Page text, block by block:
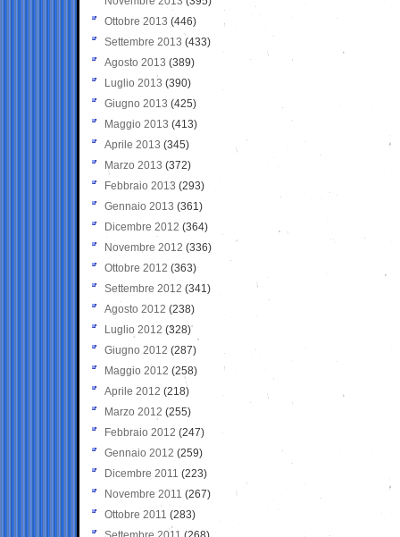
Ottobre 2013 (446)
Settembre 2013 (433)
Agosto 2013 (389)
Luglio 2013 (390)
Giugno 2013 (425)
Maggio 2013 (413)
Aprile 2013 (345)
Marzo 2013 (372)
Febbraio 2013 (293)
Gennaio 2013 (361)
Dicembre 2012 (364)
Novembre 2012 (336)
Ottobre 2012 (363)
Settembre 2012 (341)
Agosto 2012 (238)
Luglio 2012 (328)
Giugno 2012 (287)
Maggio 2012 (258)
Aprile 2012 (218)
Marzo 2012 (255)
Febbraio 2012 (247)
Gennaio 2012 (259)
Dicembre 2011 (223)
Novembre 2011 (267)
Ottobre 2011 (283)